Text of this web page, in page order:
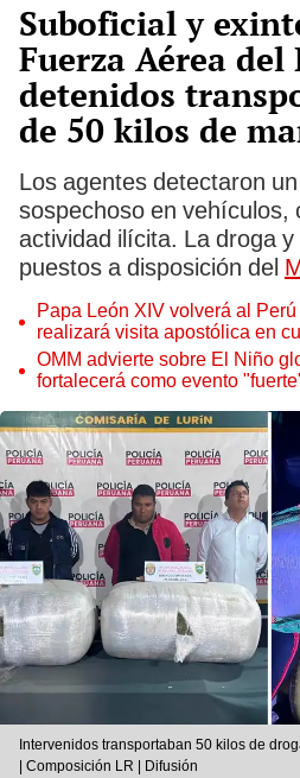
Suboficial y
Fuerza Aérea
detenidos
de 50 kilos de
Los agentes detectaron
sospechoso en vehículos,
actividad ilícita. La droga
puestos a disposición del
Papa León XIV volverá al
realizará visita apostólica en
OMM advierte sobre El Niño
fortalecerá como evento
Intervenidos transportaban 50 kilos de
| Composición LR | Difusión